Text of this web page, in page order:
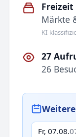
Freizeit
Märkte
KI-
27
26
Fr, 07.08.